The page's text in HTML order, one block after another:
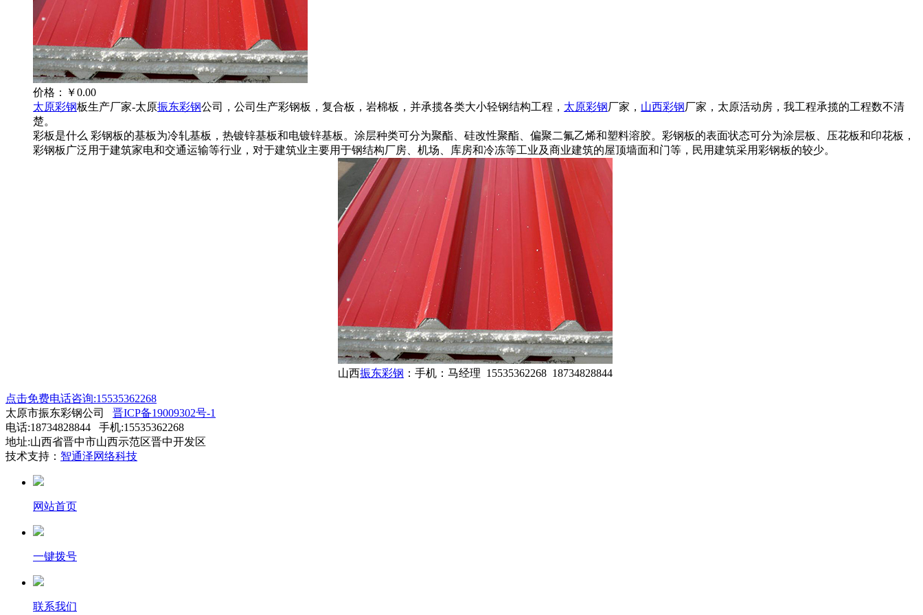
价格：
￥0.00
太原彩钢板生产厂家-太原振东彩钢公司，公司生产彩钢板，复合板，岩棉板，并承揽各类大小轻钢结构工程， 太原彩钢厂家， 山西彩钢厂家，太原活动房，我工程承揽的工程数不清
楚。
彩板是什么 彩钢板的基板为冷轧基板，热镀锌基板和电镀锌基板。涂层种类可分为聚酯、硅改性聚酯、偏聚二氟乙烯和塑料溶胶。彩钢板的表面状态可分为涂层板、压花板和印花板，
彩钢板广泛用于建筑家电和交通运输等行业，对于建筑业主要用于钢结构厂房、机场、库房和冷冻等工业及商业建筑的屋顶墙面和门等，民用建筑采用彩钢板的较少。
山西振东彩钢 ：手机：马经理 15535362268 18734828844
点击免费电话咨询:15535362268
太原市振东彩钢公司 晋ICP备19009302号-1
电话:18734828844 手机:15535362268
地址:山西省晋中市山西示范区晋中开发区
技术支持： 智通泽网络科技
网站首页
一键拨号
联系我们